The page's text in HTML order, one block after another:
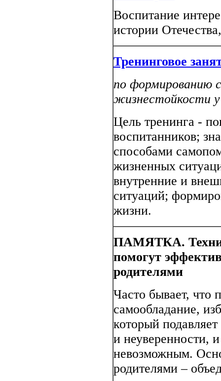
Воспитание
истории
Тренинговое
по формированию
жизнестойкости
Цель тренинга -
воспитанников;
способами
жизненных
внутренние и
ситуаций;
жизни.
ПАМЯТКА.
помогут
родителями
Часто бывает, что
самообладание,
который
и неуверенности,
невозможным.
родителями –